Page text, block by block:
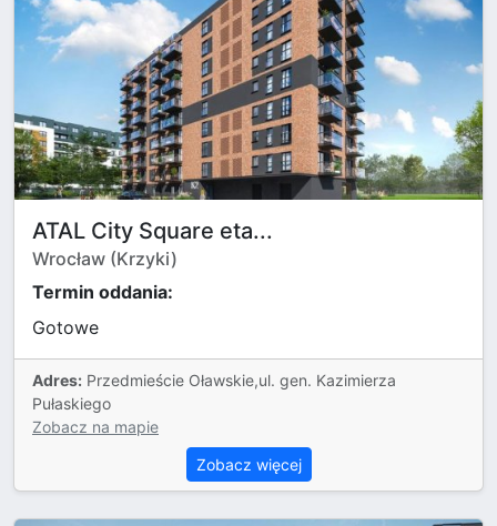
ATAL City Square eta...
Wrocław (Krzyki)
Termin oddania:
Gotowe
Adres: Przedmieście Oławskie,ul. gen. Kazimierza
Pułaskiego
Zobacz na mapie
Zobacz więcej